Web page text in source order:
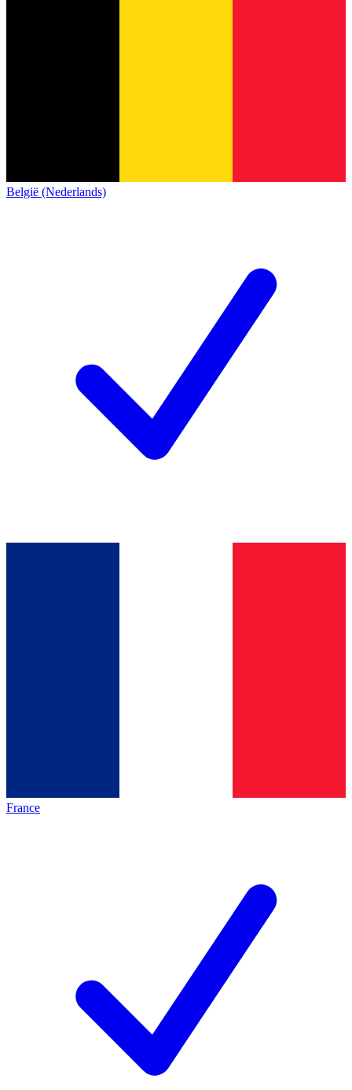
België (Nederlands)
France